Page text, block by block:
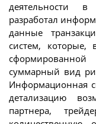
деятельности в
разработал
данные
систем, которые,
суммарный вид
Информационная
детализацию
партнера,